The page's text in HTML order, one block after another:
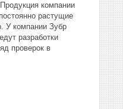
компании
растущие
У компании Зубр
разработки
проверок в